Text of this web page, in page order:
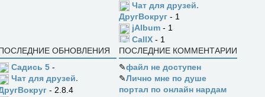
Чат для друзей.
ДругВокруг - 1
jAlbum - 1
CallX - 1
ОБНОВЛЕНИЯ
Садись 5 -
Чат для друзей.
- 2.8.4
ПОСЛЕДНИЕ КОММЕНТАРИИ
✎файл не доступен
✎Лично мне по душе
портал по онлайн нардам